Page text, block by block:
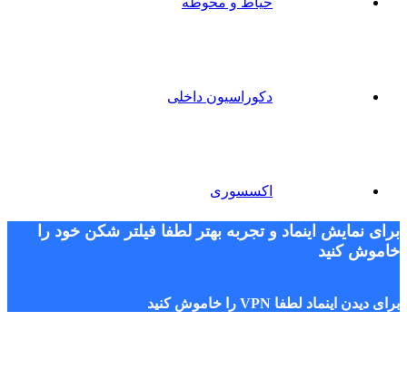
دکوراسیون داخلی
اکسسوری
برای نمایش اینماد و تجربه بهتر لطفا فیلتر شکن خود را
خاموش کنید
برای دیدن اینماد لطفا VPN را خاموش کنید